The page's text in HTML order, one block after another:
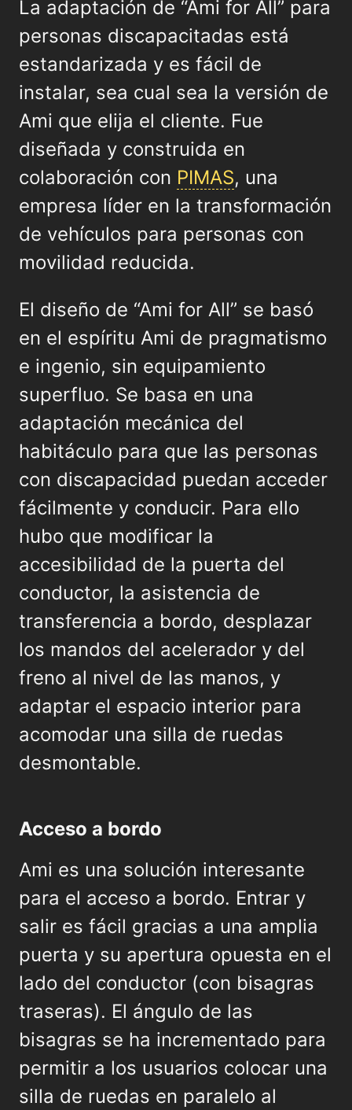
La adaptación de “Ami for All” para
personas discapacitadas está
estandarizada y es fácil de
instalar, sea cual sea la versión de
Ami que elija el cliente. Fue
diseñada y construida en
colaboración con PIMAS, una
empresa líder en la transformación
de vehículos para personas con
movilidad reducida.
El diseño de “Ami for All” se basó
en el espíritu Ami de pragmatismo
e ingenio, sin equipamiento
superfluo. Se basa en una
adaptación mecánica del
habitáculo para que las personas
con discapacidad puedan acceder
fácilmente y conducir. Para ello
hubo que modificar la
accesibilidad de la puerta del
conductor, la asistencia de
transferencia a bordo, desplazar
los mandos del acelerador y del
freno al nivel de las manos, y
adaptar el espacio interior para
acomodar una silla de ruedas
desmontable.
Acceso a bordo
Ami es una solución interesante
para el acceso a bordo. Entrar y
salir es fácil gracias a una amplia
puerta y su apertura opuesta en el
lado del conductor (con bisagras
traseras). El ángulo de las
bisagras se ha incrementado para
permitir a los usuarios colocar una
silla de ruedas en paralelo al